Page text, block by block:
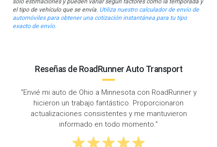
el tipo de vehículo que se envía. Utiliza nuestro calculador de envío de
automóviles para obtener una cotización instantánea para tu tipo
exacto de envío.
Reseñas de RoadRunner Auto Transport
y
“Acabo de mudarme a MN desde Ohio y mi
recomendó RoadRunner. Un servicio al
increíble y fue un proceso muy fácil y sin